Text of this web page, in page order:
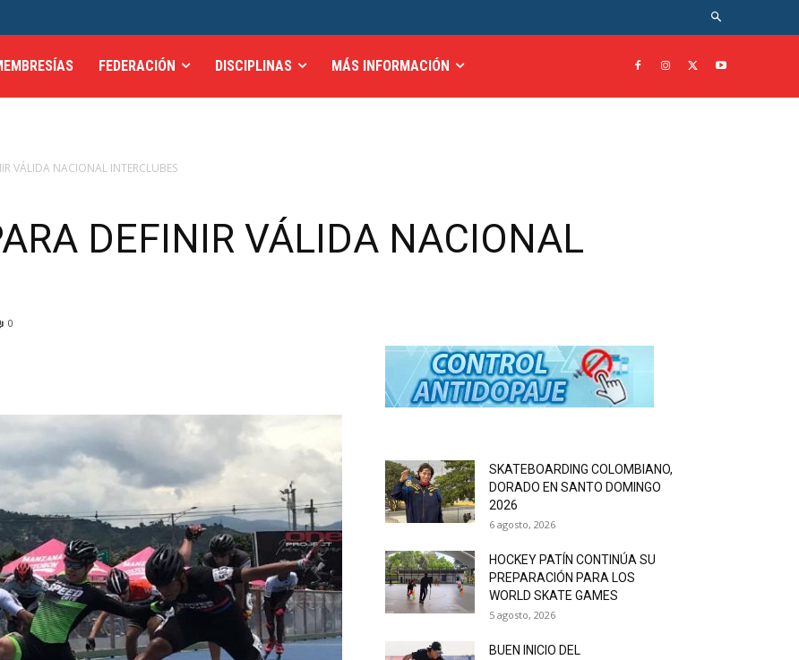
FEDERACIÓN DISCIPLINAS MÁS INFORMACIÓN
VÁLIDA NACIONAL INTERCLUBES
DEFINIR VÁLIDA NACIONAL
0
SKATEBOARDING COLOMBIANO,
DORADO EN SANTO DOMINGO
2026
6 agosto, 2026
HOCKEY PATÍN CONTINÚA SU
PREPARACIÓN PARA LOS
WORLD SKATE GAMES
5 agosto, 2026
BUEN INICIO DEL